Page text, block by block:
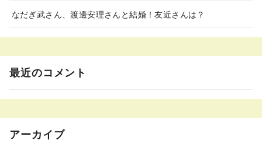
なだぎ武さん、渡邊安理さんと結婚！友近さんは？
最近のコメント
アーカイブ